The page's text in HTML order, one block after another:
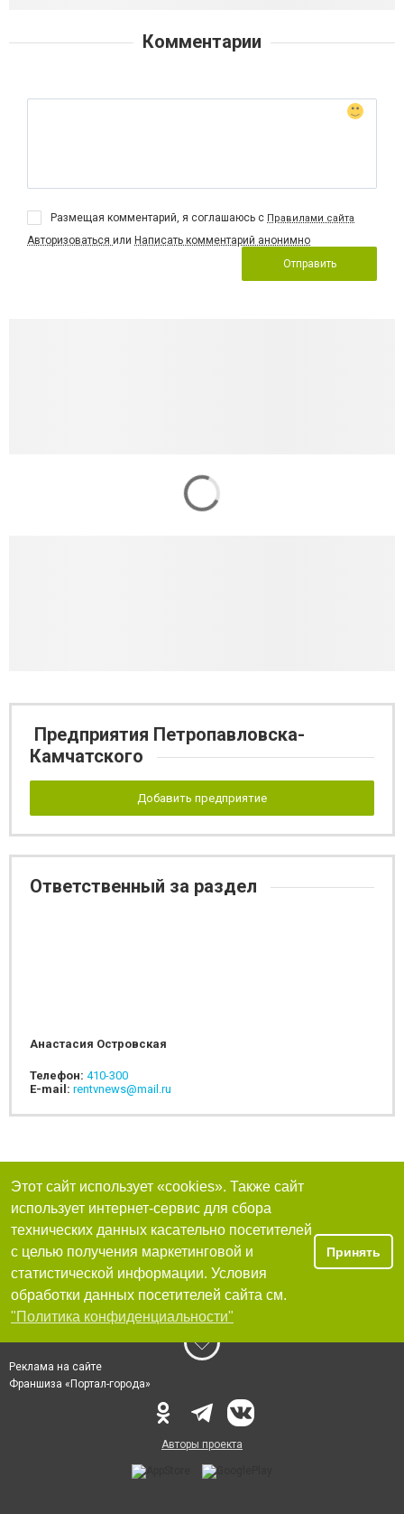
Комментарии
Размещая комментарий, я соглашаюсь с Правилами сайта
Авторизоваться или Написать комментарий анонимно
Отправить
Предприятия Петропавловска-
Камчатского
Добавить предприятие
Ответственный за раздел
Анастасия Островская
Телефон: 410-300
E-mail: rentvnews@mail.ru
Этот сайт использует «cookies». Также сайт
использует интернет-сервис для сбора
технических данных касательно посетителей
с целью получения маркетинговой и
статистической информации. Условия
обработки данных посетителей сайта см.
"Политика конфиденциальности"
Принять
Реклама на сайте
Франшиза «Портал-города»
Авторы проекта